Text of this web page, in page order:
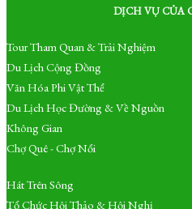
DỊCH VỤ CỦA
Tour Tham Quan & Trải Nghiệm
Du Lịch Cộng Đồng
Văn Hóa Phi Vật Thể
Du Lịch Học Đường & Về Nguồn
Không Gian
Chợ Quê - Chợ Nổi
Hát Trên Sông
Tổ Chức Hội Thảo & Hội Nghị